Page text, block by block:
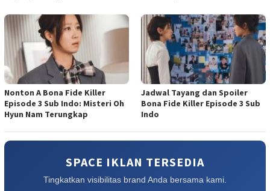
Nonton A Bona Fide Killer
Episode 3 Sub Indo: Misteri Oh
Hyun Nam Terungkap
Jadwal Tayang dan Spoiler
Bona Fide Killer Episode 3 Sub
Indo
SPACE IKLAN TERSEDIA
Tingkatkan visibilitas brand Anda bersama kami.